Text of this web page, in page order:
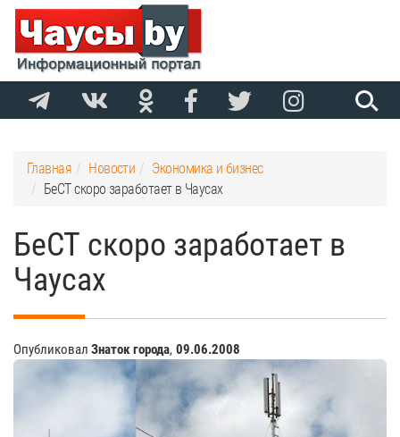
Главная Новости
Экономика и бизнес
БеСТ скоро заработает в Чаусах
БеСТ скоро заработает в
Чаусах
Опубликовал Знаток города, 09.06.2008